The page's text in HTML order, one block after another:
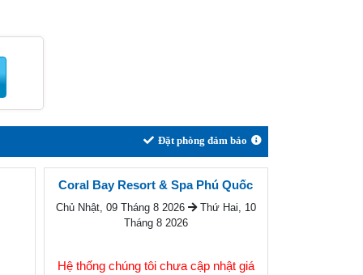
Đặt phòng đảm bảo
Coral Bay Resort & Spa Phú Quốc
Chủ Nhật, 09 Tháng 8 2026
Thứ Hai, 10
Tháng 8 2026
Hệ thống chúng tôi chưa cập nhật giá